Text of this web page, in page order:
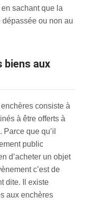
sachant que la
dépassée ou non au
consiste à
à être offerts à
que qu’il
public
d’acheter un objet
c’est de
dite. Il existe
aux enchères